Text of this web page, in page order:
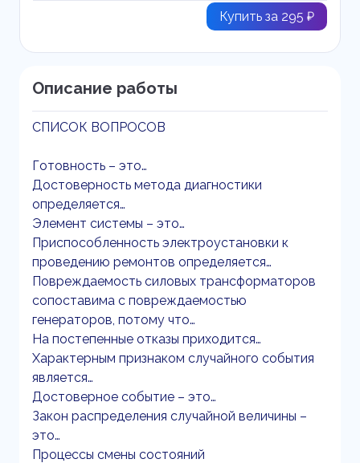
Купить за 295 ₽
Описание работы
СПИСОК ВОПРОСОВ
Готовность – это…
Достоверность метода диагностики
определяется…
Элемент системы – это…
Приспособленность электроустановки к
проведению ремонтов определяется…
Повреждаемость силовых трансформаторов
сопоставима с повреждаемостью
генераторов, потому что…
На постепенные отказы приходится…
Характерным признаком случайного события
является…
Достоверное событие – это…
Закон распределения случайной величины –
это…
Процессы смены состояний